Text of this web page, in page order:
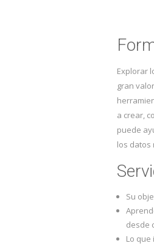
Explorar
gran
a crear,
puede
los datos
Su
desde
Lo